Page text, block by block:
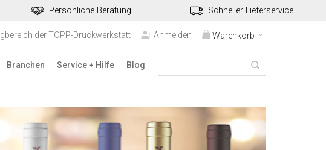
Persönliche Beratung Schneller Lieferservice
Warenkorb
der TOPP-Druckwerkstatt Anmelden
Branchen Service + Hilfe Blog